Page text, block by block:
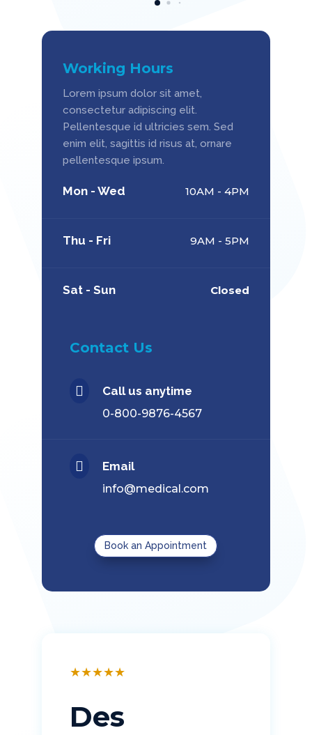
Working Hours
Lorem ipsum dolor sit amet,
consectetur adipiscing elit.
Pellentesque id ultricies sem. Sed
enim elit, sagittis id risus at, ornare
pellentesque ipsum.
Mon - Wed 10AM - 4PM
Thu - Fri 9AM - 5PM
Sat - Sun Closed
Contact Us
 Call us anytime
0-800-9876-4567
 Email
info@medical.com
Book an Appointment
★★★★★
Des